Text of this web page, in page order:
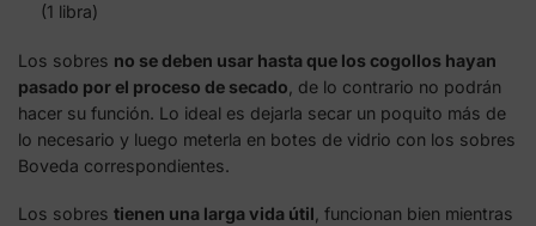
(1 libra)
Los sobres no se deben usar hasta que los cogollos hayan
pasado por el proceso de secado , de lo contrario no podrán
hacer su función. Lo ideal es dejarla secar un poquito más de
lo necesario y luego meterla en botes de vidrio con los sobres
Boveda correspondientes.
Los sobres tienen una larga vida útil , funcionan bien mientras